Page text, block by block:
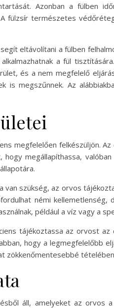
Azonban a fülben
fülzsír természetes
eltávolítani a fülben
a fül
és a nem megfelelő
is megszűnnek. Az
megfelelően felkészüljön.
megállapíthassa,
van szükség, az orvos
némi
például a víz vagy a
tájékoztassa az orvost
hogy a legmegfelelőbb
zökkenőmentesebbé
áll, amelyeket az